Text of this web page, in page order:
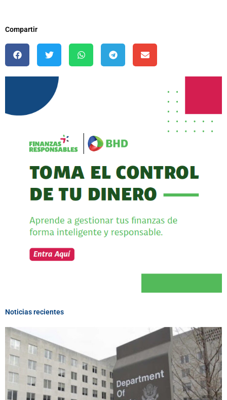
Compartir
Noticias recientes